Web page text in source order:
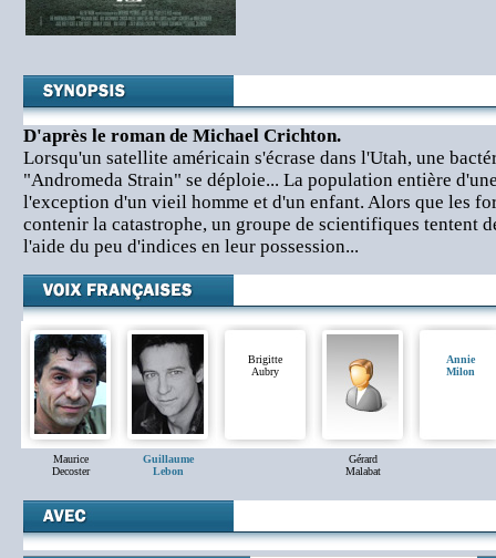
D'après le roman de Michael Crichton.
Lorsqu'un satellite américain s'écrase dans l'Utah, une
"Andromeda Strain" se déploie... La population entière
l'exception d'un vieil homme et d'un enfant. Alors que les
contenir la catastrophe, un groupe de scientifiques tentent
l'aide du peu d'indices en leur possession...
Maurice
Decoster
Guillaume
Lebon
Brigitte
Aubry
Gérard
Malabat
Annie
Milon